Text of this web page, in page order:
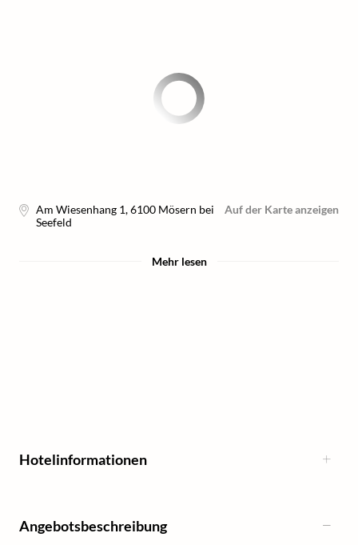
Am Wiesenhang 1,6100 Mösern bei
Seefeld
Auf der Karte anzeigen
Mehr lesen
Hotelinformationen
Angebotsbeschreibung